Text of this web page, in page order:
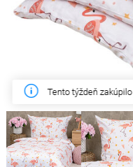
Tento týždeň zakúpilo